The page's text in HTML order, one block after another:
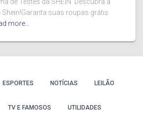
suas roupas grátis
more…
ESPORTES NOTÍCIAS LEILÃO
TV E FAMOSOS UTILIDADES